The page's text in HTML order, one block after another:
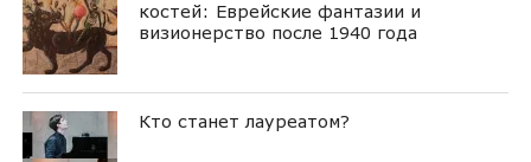
костей: Еврейские фантазии и
визионерство после 1940 года
Кто станет лауреатом?